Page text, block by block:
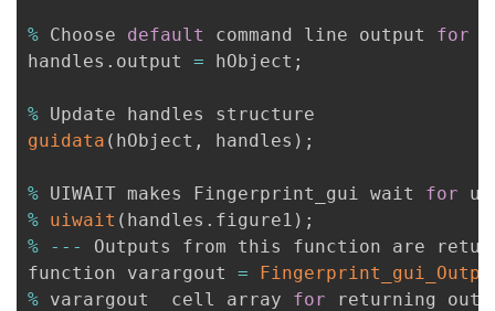
% Choose default command line output for
handles . output = hObject ;
%
guidata ( hObject , handles ) ;
% UIWAIT makes Fingerprint_gui wait for
% uiwait ( handles . figure1 ) ;
%
-- -
Outputs from this function are
function varargout =
% varargout  cell array for returning